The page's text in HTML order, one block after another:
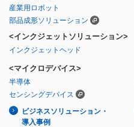
産業用ロボット
部品成形ソリューション
<インクジェットソリューション>
インクジェットヘッド
<マイクロデバイス>
半導体
センシングデバイス
ビジネスソリューション・
導入事例